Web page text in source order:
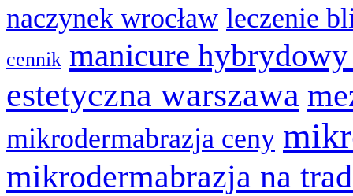
naczynek wrocław leczenie
cennik manicure
estetyczna warszawa
mikrodermabrazja ceny
mikrodermabrazja na